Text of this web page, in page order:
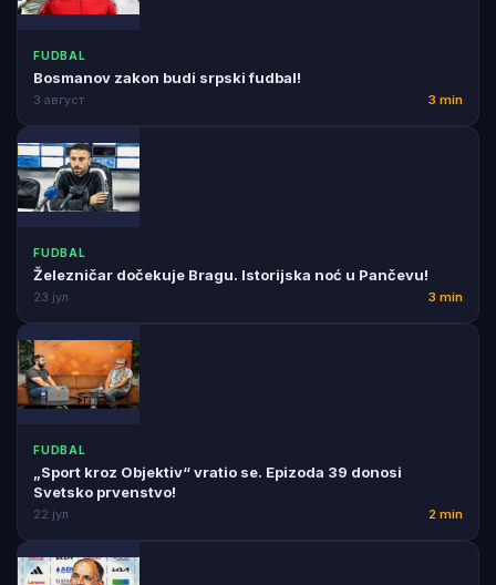
FUDBAL
Bosmanov zakon budi srpski fudbal!
3 август 3 min
FUDBAL
Železničar dočekuje Bragu. Istorijska noć u Pančevu!
23 јул 3 min
FUDBAL
„Sport kroz Objektiv“ vratio se. Epizoda 39 donosi
Svetsko prvenstvo!
22 јул 2 min